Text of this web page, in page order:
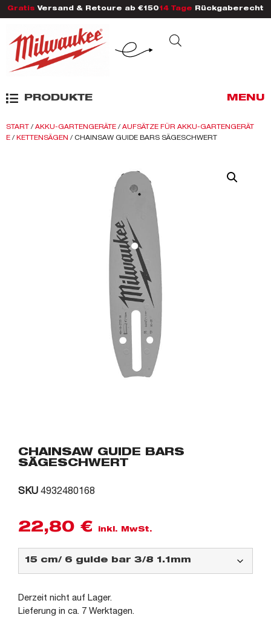
Gratis Versand & Retoure ab €150 14 Tage Rückgaberecht
PRODUKTE MENU
START / AKKU-GARTENGERÄTE / AUFSÄTZE FÜR AKKU-GARTENGERÄT
E / KETTENSÄGEN / CHAINSAW GUIDE BARS SÄGESCHWERT
CHAINSAW GUIDE BARS
SÄGESCHWERT
SKU 4932480168
22,80 € inkl. MwSt.
Derzeit nicht auf Lager.
Lieferung in ca. 7 Werktagen.